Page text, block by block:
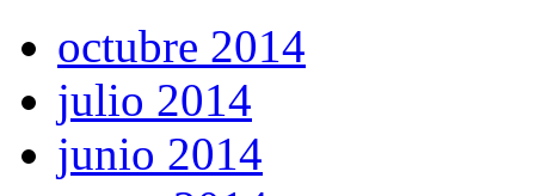
octubre 2014
julio 2014
junio 2014